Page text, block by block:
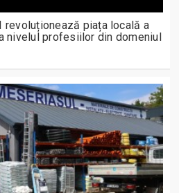
revoluționează piața locală a
nivelul profesiilor din domeniul